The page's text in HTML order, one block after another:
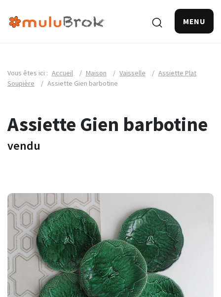
MENU
Vous êtes ici : Accueil / Maison / Vaisselle / Assiette Plat
Soupière
/ Assiette Gien barbotine
Assiette Gien barbotine
vendu